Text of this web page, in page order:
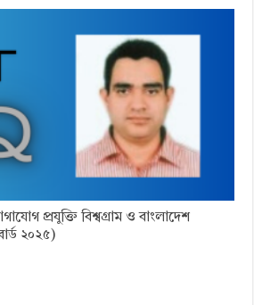
প্রযুক্তি বিশ্বগ্রাম ও বাংলাদেশ
২০২৫)